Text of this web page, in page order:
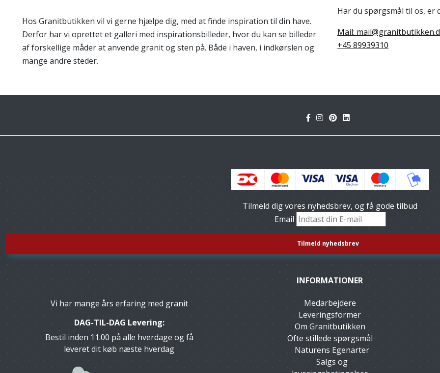
Hos Granitbutikken vil vi gerne hjælpe dig, med at finde inspiration til din have.
Derfor har vi oprettet et galleri med inspirationsbilleder, hvor du kan se billeder
af forskellige måder at anvende granit og sten på. Både i haven, i indkørslen og
mange andre steder.
Har du spørgsmål til os, er
Mail:
+45 89939310
Tilmeld dig vores nyhedsbrev, og få gode tilbud
Email
Vi har mange års erfaring med granit
DAG-TIL-DAG Levering:
Bestil inden 11.00 på alle hverdage og få
leveret dit køb næste hverdag
INFORMATIONER
Medarbejdere
Leveringsformer
Om Granitbutikken
Ofte stillede spørgsmål
Naturens Egenarter
Salgs og